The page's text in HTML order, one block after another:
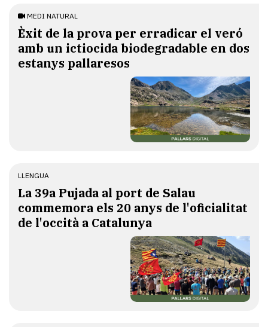
MEDI NATURAL
Èxit de la prova per erradicar el veró
amb un ictiocida biodegradable en dos
estanys pallaresos
LLENGUA
​La 39a Pujada al port de Salau
commemora els 20 anys de l'oficialitat
de l'occità a Catalunya